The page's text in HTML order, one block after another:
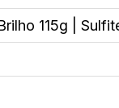
115g |